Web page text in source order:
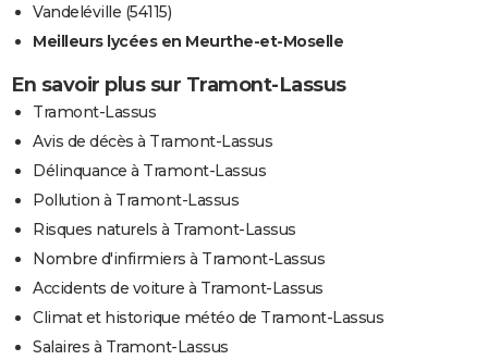
Vandeléville (54115)
Meilleurs lycées en Meurthe-et-Moselle
En savoir plus sur Tramont-Lassus
Tramont-Lassus
Avis de décès à Tramont-Lassus
Délinquance à Tramont-Lassus
Pollution à Tramont-Lassus
Risques naturels à Tramont-Lassus
Nombre d'infirmiers à Tramont-Lassus
Accidents de voiture à Tramont-Lassus
Climat et historique météo de Tramont-Lassus
Salaires à Tramont-Lassus